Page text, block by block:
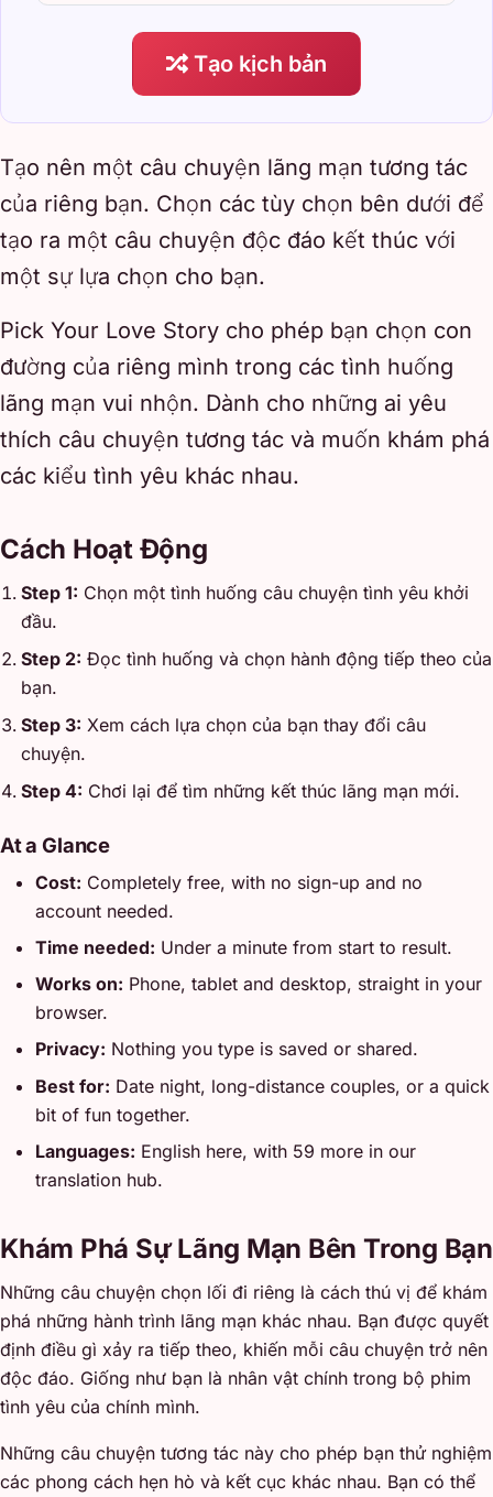
Tạo kịch bản
Tạo nên một câu chuyện lãng mạn tương tác
của riêng bạn. Chọn các tùy chọn bên dưới để
tạo ra một câu chuyện độc đáo kết thúc với
một sự lựa chọn cho bạn.
Pick Your Love Story cho phép bạn chọn con
đường của riêng mình trong các tình huống
lãng mạn vui nhộn. Dành cho những ai yêu
thích câu chuyện tương tác và muốn khám phá
các kiểu tình yêu khác nhau.
Cách Hoạt Động
Step 1: Chọn một tình huống câu chuyện tình yêu khởi
đầu.
Step 2: Đọc tình huống và chọn hành động tiếp theo của
bạn.
Step 3: Xem cách lựa chọn của bạn thay đổi câu
chuyện.
Step 4: Chơi lại để tìm những kết thúc lãng mạn mới.
At a Glance
Cost: Completely free, with no sign-up and no
account needed.
Time needed: Under a minute from start to result.
Works on: Phone, tablet and desktop, straight in your
browser.
Privacy: Nothing you type is saved or shared.
Best for: Date night, long-distance couples, or a quick
bit of fun together.
Languages: English here, with 59 more in our
translation hub.
Khám Phá Sự Lãng Mạn Bên Trong Bạn
Những câu chuyện chọn lối đi riêng là cách thú vị để khám
phá những hành trình lãng mạn khác nhau. Bạn được quyết
định điều gì xảy ra tiếp theo, khiến mỗi câu chuyện trở nên
độc đáo. Giống như bạn là nhân vật chính trong bộ phim
tình yêu của chính mình.
Những câu chuyện tương tác này cho phép bạn thử nghiệm
các phong cách hẹn hò và kết cục khác nhau. Bạn có thể